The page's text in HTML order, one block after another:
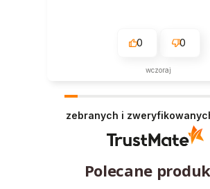
0 0
wczoraj
zebranych i
Polecane